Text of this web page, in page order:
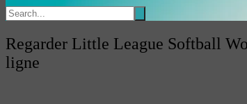
Regarder Little League Softball
ligne